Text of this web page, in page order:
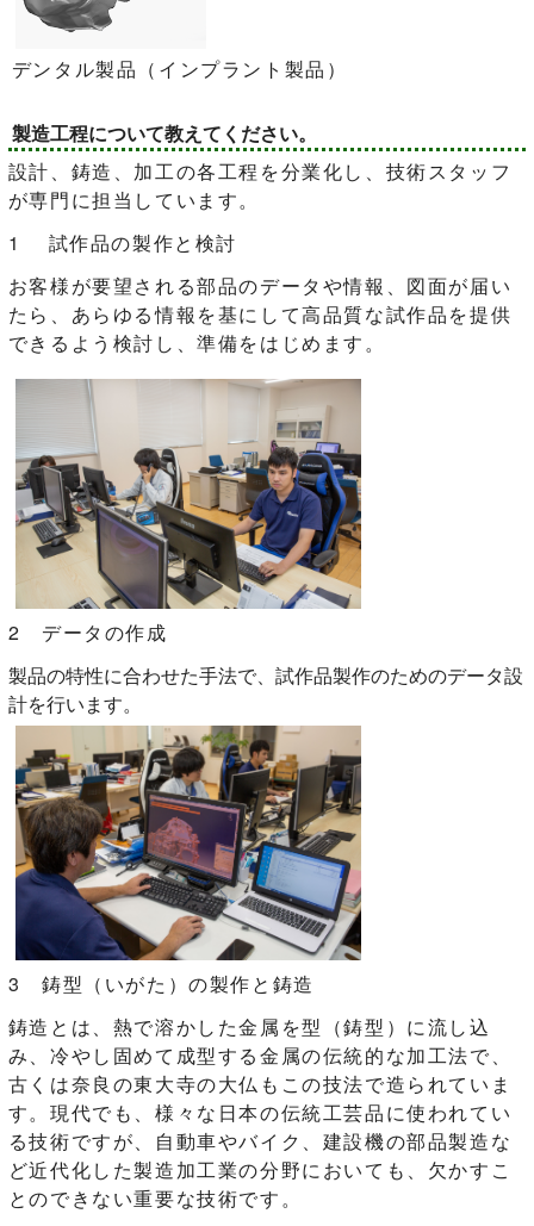
デンタル製品（インプラント製品）
製造工程について教えてください。
設計、鋳造、加工の各工程を分業化し、技術スタッフ
が専門に担当しています。
1 試作品の製作と検討
お客様が要望される部品のデータや情報、図面が届い
たら、あらゆる情報を基にして高品質な試作品を提供
できるよう検討し、準備をはじめます。
2 データの作成
製品の特性に合わせた手法で、試作品製作のためのデータ設
計を行います。
3 鋳型（いがた）の製作と鋳造
鋳造とは、熱で溶かした金属を型（鋳型）に流し込
み、冷やし固めて成型する金属の伝統的な加工法で、
古くは奈良の東大寺の大仏もこの技法で造られていま
す。現代でも、様々な日本の伝統工芸品に使われてい
る技術ですが、自動車やバイク、建設機の部品製造な
ど近代化した製造加工業の分野においても、欠かすこ
とのできない重要な技術です。